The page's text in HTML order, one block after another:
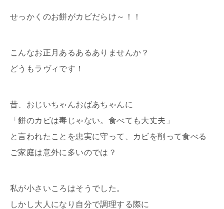
せっかくのお餅がカビだらけ～！！
こんなお正月あるあるありませんか？
どうもラヴィです！
昔、おじいちゃんおばあちゃんに
「餅のカビは毒じゃない。食べても大丈夫」
と言われたことを忠実に守って、カビを削って食べる
ご家庭は意外に多いのでは？
私が小さいころはそうでした。
しかし大人になり自分で調理する際に